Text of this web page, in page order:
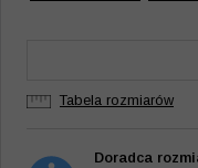
Tabela rozmiarów
Doradca